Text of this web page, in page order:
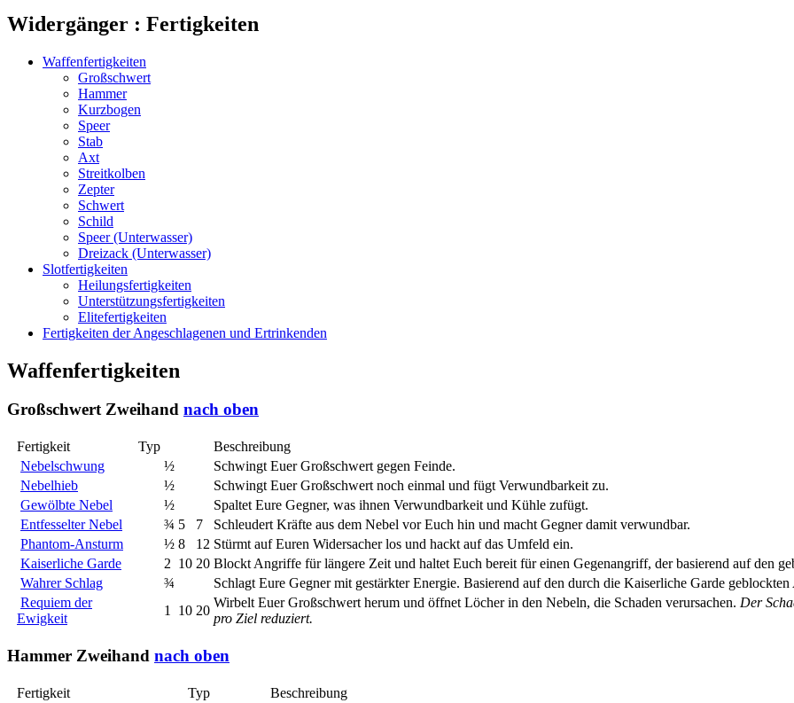
Widergänger : Fertigkeiten
Waffenfertigkeiten
Großschwert
Hammer
Kurzbogen
Speer
Stab
Axt
Streitkolben
Zepter
Schwert
Schild
Speer (Unterwasser)
Dreizack (Unterwasser)
Slotfertigkeiten
Heilungsfertigkeiten
Unterstützungsfertigkeiten
Elitefertigkeiten
Fertigkeiten der Angeschlagenen und Ertrinkenden
Waffenfertigkeiten
Großschwert Zweihand nach oben
Fertigkeit Typ
Beschreibung
Nebelschwung
½
Schwingt Euer Großschwert gegen Feinde.
Nebelhieb
½
Schwingt Euer Großschwert noch einmal und fügt Verwundbarkeit zu.
Gewölbte Nebel
½
Spaltet Eure Gegner, was ihnen Verwundbarkeit und Kühle zufügt.
Entfesselter Nebel
¾ 5 7
Schleudert Kräfte aus dem Nebel vor Euch hin und macht Gegner damit verwundbar.
Phantom-Ansturm
½ 8 12 Stürmt auf Euren Widersacher los und hackt auf das Umfeld ein.
Kaiserliche Garde
2 10 20 Blockt Angriffe für längere Zeit und haltet Euch bereit für einen Gegenangriff, der basierend auf den
Wahrer Schlag
¾
Schlagt Eure Gegner mit gestärkter Energie. Basierend auf den durch die Kaiserliche Garde
Requiem der
Ewigkeit
1 10 20
Wirbelt Euer Großschwert herum und öffnet Löcher in den Nebeln, die Schaden verursachen. Der
pro Ziel reduziert.
Hammer Zweihand nach oben
Fertigkeit Typ
Beschreibung